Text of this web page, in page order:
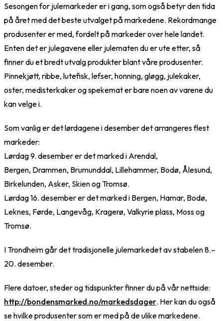
Sesongen for julemarkeder er i gang, som også betyr den tida
på året med det beste utvalget på markedene. Rekordmange
produsenter er med, fordelt på markeder over hele landet.
Enten det er julegavene eller julematen du er ute etter, så
finner du et bredt utvalg produkter blant våre produsenter.
Pinnekjøtt, ribbe, lutefisk, lefser, honning, gløgg, julekaker,
oster, medisterkaker og spekemat er bare noen av varene du
kan velge i.
Som vanlig er det lørdagene i desember det arrangeres flest
markeder:
Lørdag 9. desember er det marked i Arendal,
Bergen, Drammen, Brumunddal, Lillehammer, Bodø, Ålesund,
Birkelunden, Asker, Skien og Tromsø.
Lørdag 16. desember er det marked i Bergen, Hamar, Bodø,
Leknes, Førde, Langevåg, Kragerø, Valkyrie plass, Moss og
Tromsø.
I Trondheim går det tradisjonelle julemarkedet av stabelen 8.–
20. desember.
Flere datoer, steder og tidspunkter finner du på vår nettside:
http://bondensmarked.no/markedsdager. Her kan du også
se hvilke produsenter som er med på de ulike markedene.